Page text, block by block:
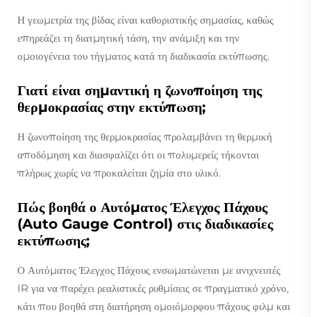
Η γεωμετρία της βίδας είναι καθοριστικής σημασίας, καθώς
επηρεάζει τη διατμητική τάση, την ανάμιξη και την
ομοιογένεια του τήγματος κατά τη διαδικασία εκτύπωσης.
Γιατί είναι σημαντική η ζωνοποίηση της
θερμοκρασίας στην εκτύπωση;
Η ζωνοποίηση της θερμοκρασίας προλαμβάνει τη θερμική
αποδόμηση και διασφαλίζει ότι οι πολυμερείς τήκονται
πλήρως χωρίς να προκαλείται ζημία στο υλικό.
Πώς βοηθά ο Αυτόματος Έλεγχος Πάχους
(Auto Gauge Control) στις διαδικασίες
εκτύπωσης;
Ο Αυτόματος Έλεγχος Πάχους ενσωματώνεται με ανιχνευτές
IR για να παρέχει ρεαλιστικές ρυθμίσεις σε πραγματικό χρόνο,
κάτι που βοηθά στη διατήρηση ομοιόμορφου πάχους φιλμ και